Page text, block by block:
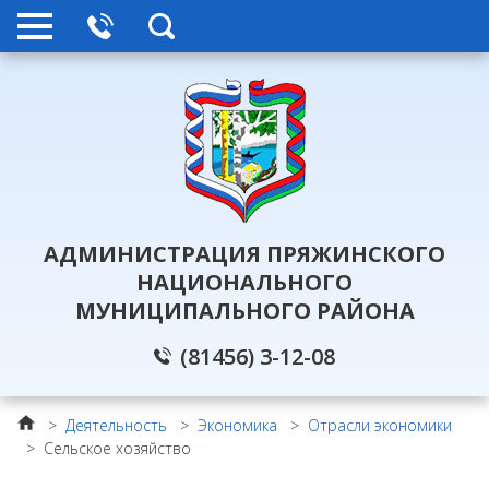
АДМИНИСТРАЦИЯ ПРЯЖИНСКОГО
НАЦИОНАЛЬНОГО
МУНИЦИПАЛЬНОГО РАЙОНА
(81456) 3-12-08
> Деятельность > Экономика > Отрасли экономики
> Сельское хозяйство